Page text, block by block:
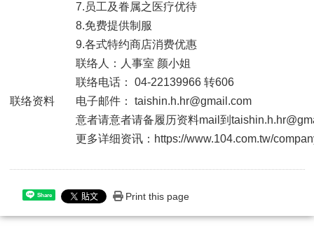
7. 员工及眷属之医疗优待
8.免费提供制服
9.各式特约商店消费优惠
联络资料
联络人：人事室 颜小姐
联络电话： 04-22139966 转606
电子邮件： taishin.h.hr@gmail.com
意者请意者请备履历资料mail到
更多详细资讯：https://www.104.com.tw/
Share Print this page